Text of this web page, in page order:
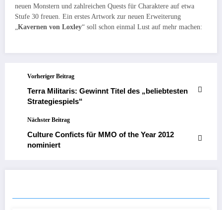
neuen Monstern und zahlreichen Quests für Charaktere auf etwa
Stufe 30 freuen. Ein erstes Artwork zur neuen Erweiterung
Kavernen von Loxley“ soll schon einmal Lust auf mehr machen:
Vorheriger Beitrag
Terra Militaris: Gewinnt Titel des „beliebtesten
Strategiespiels“
Nächster Beitrag
Culture Conficts für MMO of the Year 2012
nominiert